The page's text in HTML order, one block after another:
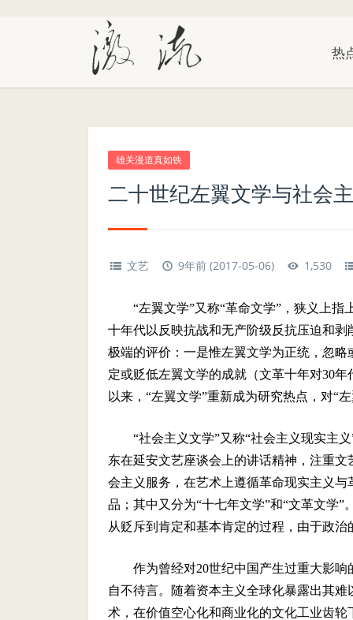
热
雄关漫道真如铁
二十世纪左翼文学与社会
文艺 9年前 (2017-05-06) 1,530
“左翼文学”又称“革命文学”，狭义上
十年代以反映抗战和无产阶级反抗压迫和剥
极端的评价：一是惟左翼文学为正统，忽
定或贬低左翼文学的成就（文革十年对30年
以来，“左翼文学”重新成为研究热点，对“
“社会主义文学”又称“社会主义现实主
东在延安文艺座谈会上的讲话精神，注重
会主义服务，在艺术上遵循革命现实主义与
品；其中又分为“十七年文学”和“文革文学
从贬斥到肯定和基本肯定的过程，由于政
作为曾经对20世纪中国产生过重大影响
自不待言。随着资本主义全球化暴露出其
术，在价值空心化和商业化的文化工业齿